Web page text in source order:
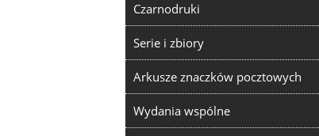
Czarnodruki
Serie i zbiory
Arkusze znaczków pocztowych
Wydania wspólne